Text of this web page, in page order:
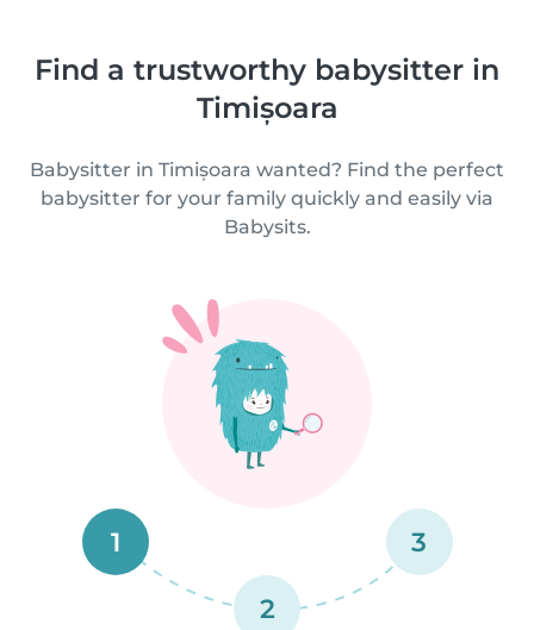
Find a trustworthy babysitter in
Timișoara
Babysitter in Timișoara wanted? Find the perfect
babysitter for your family quickly and easily via
Babysits.
1
2
3